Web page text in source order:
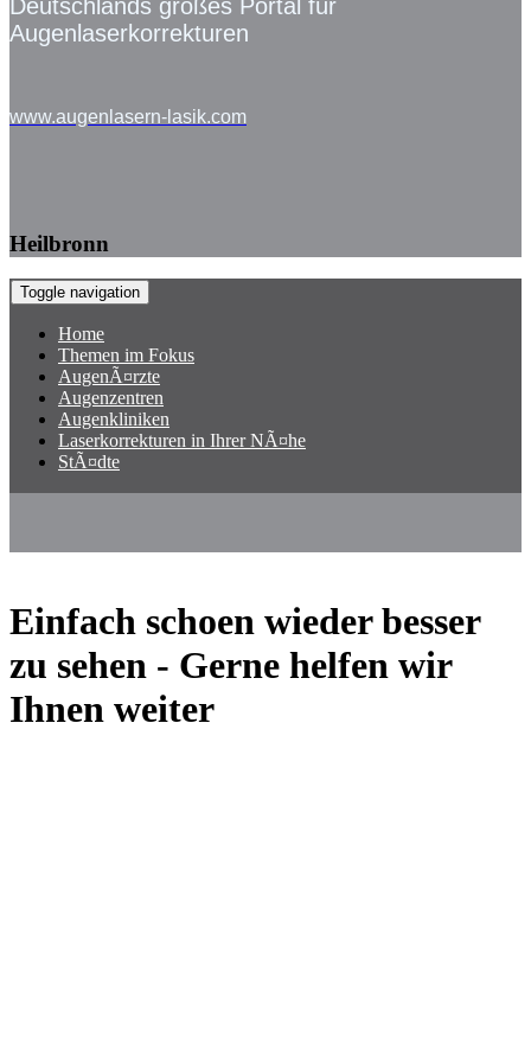
Deutschlands großes Portal für
Augenlaserkorrekturen
www.augenlasern-lasik.com
Heilbronn
Toggle navigation
Home
Themen im Fokus
AugenÃ¤rzte
Augenzentren
Augenkliniken
Laserkorrekturen in Ihrer NÃ¤he
StÃ¤dte
Einfach schoen wieder besser
zu sehen - Gerne helfen wir
Ihnen weiter